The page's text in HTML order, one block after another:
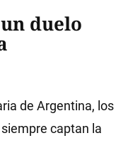
duelo
de Argentina, los
captan la